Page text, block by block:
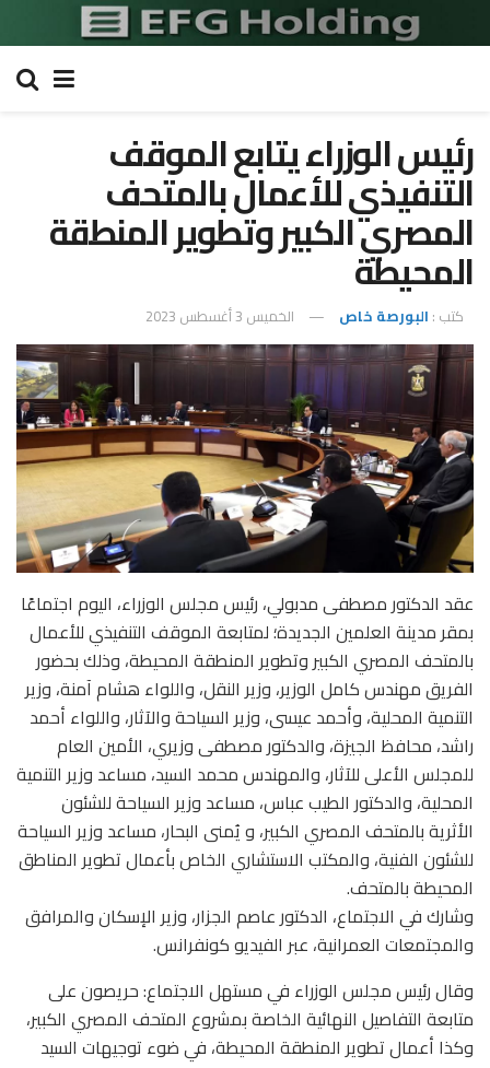
رئيس الوزراء يتابع الموقف
التنفيذي للأعمال بالمتحف
المصري الكبير وتطوير المنطقة
المحيطة
كتب : البورصة خاص الخميس 3 أغسطس 2023
عقد الدكتور مصطفى مدبولي، رئيس مجلس الوزراء، اليوم اجتماعًا
بمقر مدينة العلمين الجديدة؛ لمتابعة الموقف التنفيذي للأعمال
بالمتحف المصري الكبير وتطوير المنطقة المحيطة، وذلك بحضور
الفريق مهندس كامل الوزير، وزير النقل، واللواء هشام آمنة، وزير
التنمية المحلية، وأحمد عيسى، وزير السياحة والآثار، واللواء أحمد
راشد، محافظ الجيزة، والدكتور مصطفى وزيري، الأمين العام
للمجلس الأعلى للآثار، والمهندس محمد السيد، مساعد وزير التنمية
المحلية، والدكتور الطيب عباس، مساعد وزير السياحة للشئون
الأثرية بالمتحف المصري الكبير، و يُمنى البحار، مساعد وزير السياحة
للشئون الفنية، والمكتب الاستشاري الخاص بأعمال تطوير المناطق
المحيطة بالمتحف.
وشارك في الاجتماع، الدكتور عاصم الجزار، وزير الإسكان والمرافق
والمجتمعات العمرانية، عبر الفيديو كونفرانس.
وقال رئيس مجلس الوزراء في مستهل الاجتماع: حريصون على
متابعة التفاصيل النهائية الخاصة بمشروع المتحف المصري الكبير،
وكذا أعمال تطوير المنطقة المحيطة، في ضوء توجيهات السيد